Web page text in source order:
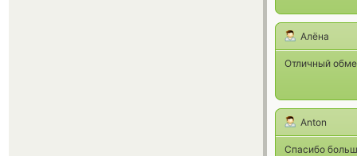
Алёна
Отличный
Anton
Спасибо